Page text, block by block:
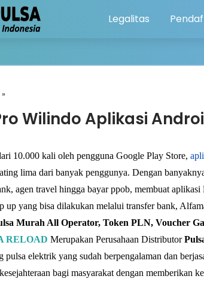
Legalitas
»
Wilindo Aplikasi
10.000 kali oleh pengguna Google Play Store,
lima dari banyak penggunya. Dengan
agen travel hingga bayar ppob, membuat
up yang bisa dilakukan melalui transfer bank,
Murah All Operator, Token PLN, Voucher
RELOAD Merupakan Perusahaan Distributor
pulsa elektrik yang sudah berpengalaman dan
bagi masyarakat dengan memberikan